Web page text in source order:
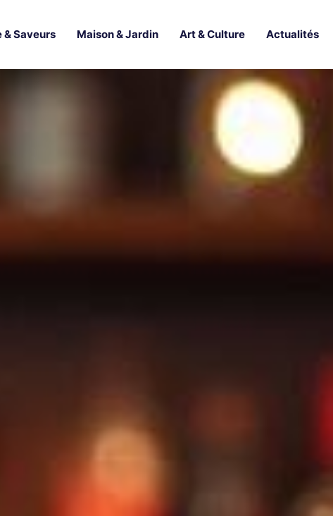
& Saveurs Maison & Jardin Art & Culture Actualités